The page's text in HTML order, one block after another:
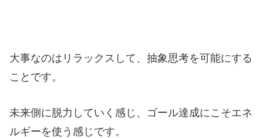
大事なのはリラックスして、抽象思考を可能にする
ことです。
未来側に脱力していく感じ、ゴール達成にこそエネ
ルギーを使う感じです。